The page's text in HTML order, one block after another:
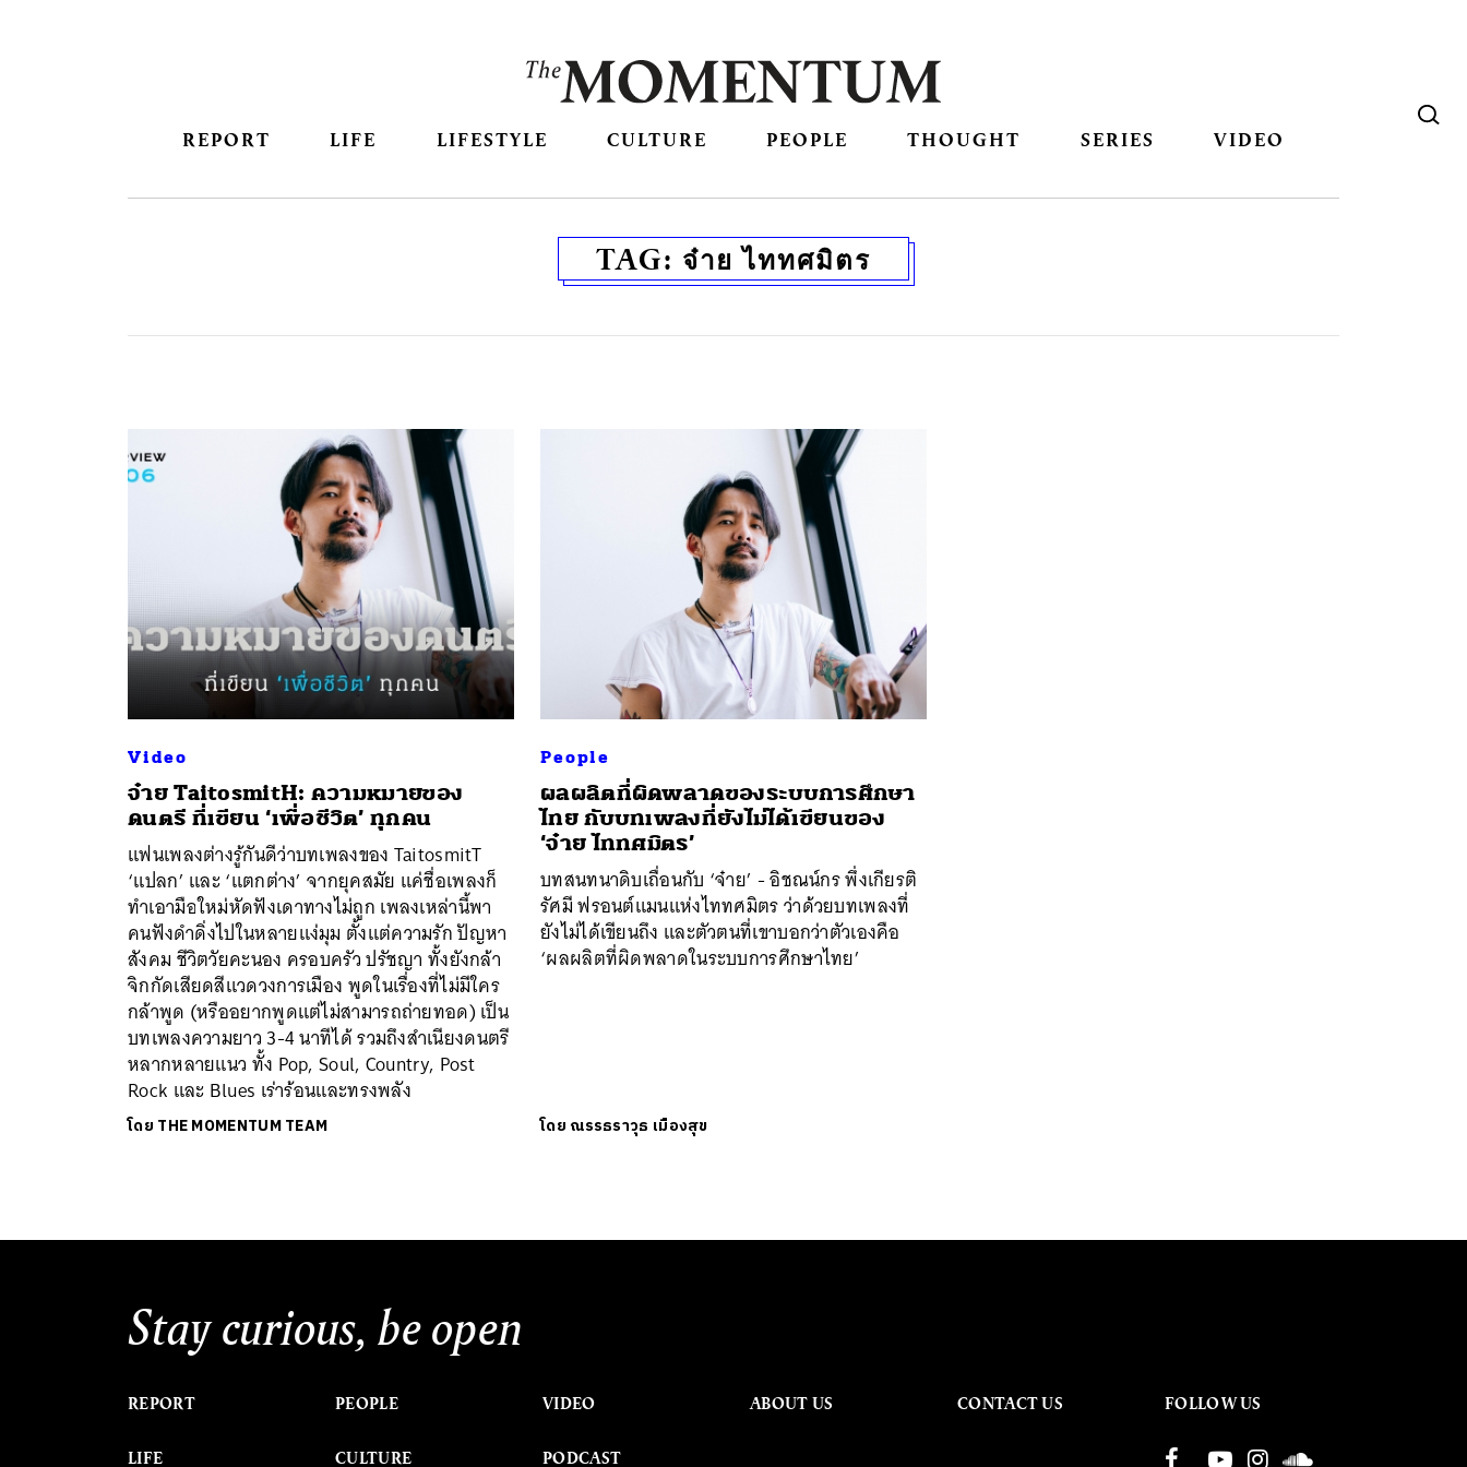
REPORT LIFE LIFESTYLE CULTURE PEOPLE THOUGHT SERIES VIDEO
TAG: จ๋าย ไททศมิตร
Video
จ๋าย TaitosmitH: ความหมายของ
ดนตรี ที่เขียน ‘เพื่อชีวิต’ ทุกคน
แฟนเพลงต่างรู้กันดีว่าบทเพลงของ TaitosmitT
‘แปลก’ และ ‘แตกต่าง’ จากยุคสมัย แค่ชื่อเพลงก็
ทำเอามือใหม่หัดฟังเดาทางไม่ถูก เพลงเหล่านี้พา
คนฟังดำดิ่งไปในหลายแง่มุม ตั้งแต่ความรัก ปัญหา
สังคม ชีวิตวัยคะนอง ครอบครัว ปรัชญา ทั้งยังกล้า
จิกกัดเสียดสีแวดวงการเมือง พูดในเรื่องที่ไม่มีใคร
กล้าพูด (หรืออยากพูดแต่ไม่สามารถถ่ายทอด) เป็น
บทเพลงความยาว 3-4 นาทีได้ รวมถึงสำเนียงดนตรี
หลากหลายแนว ทั้ง Pop, Soul, Country, Post
Rock และ Blues เร่าร้อนและทรงพลัง
โดย THE MOMENTUM TEAM
People
ผลผลิตที่ผิดพลาดของระบบการศึกษา
ไทย กับบทเพลงที่ยังไม่ได้เขียนของ
‘จ๋าย ไททศมิตร’
บทสนทนาดิบเถื่อนกับ ‘จ๋าย’ - อิชณน์กร พึ่งเกียรติ
รัศมี ฟรอนต์แมนแห่งไททศมิตร ว่าด้วยบทเพลงที่
ยังไม่ได้เขียนถึง และตัวตนที่เขาบอกว่าตัวเองคือ
‘ผลผลิตที่ผิดพลาดในระบบการศึกษาไทย’
โดย ณรรธราวุธ เมืองสุข
Stay curious, be open
REPORT
LIFE
PEOPLE
CULTURE
VIDEO
PODCAST
ABOUT US CONTACT US FOLLOW US
ค้นหา
SHARE TWEET LINE EMAIL